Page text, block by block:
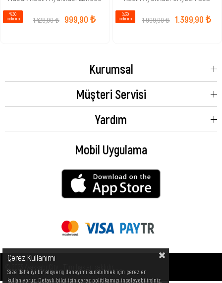
999,90 ₺
1.428,00 ₺
%30
i̇ndirim
1.399,90 ₺
1.999,90 ₺
%30
i̇ndirim
Kurumsal
Müşteri Servisi
Yardım
Mobil Uygulama
Çerez Kullanımı
Size daha iyi bir alışveriş deneyimi sunabilmek için çerezler
kullanıyoruz. Detaylı bilgi için çerez politikamızı inceleyebilirsiniz.